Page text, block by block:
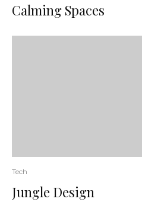
Calming Spaces
Tech
Jungle Design